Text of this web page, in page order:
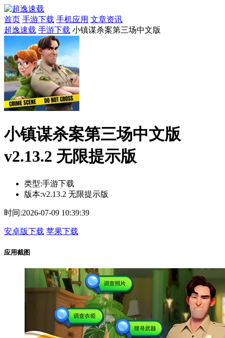
首页 手游下载 手机应用 文章资讯
超逸速载 手游下载 小镇谋杀案第三场中文版
小镇谋杀案第三场中文版
v2.13.2 无限提示版
类型:手游下载
版本:v2.13.2 无限提示版
时间:2026-07-09 10:39:39
安卓版下载 苹果下载
应用截图